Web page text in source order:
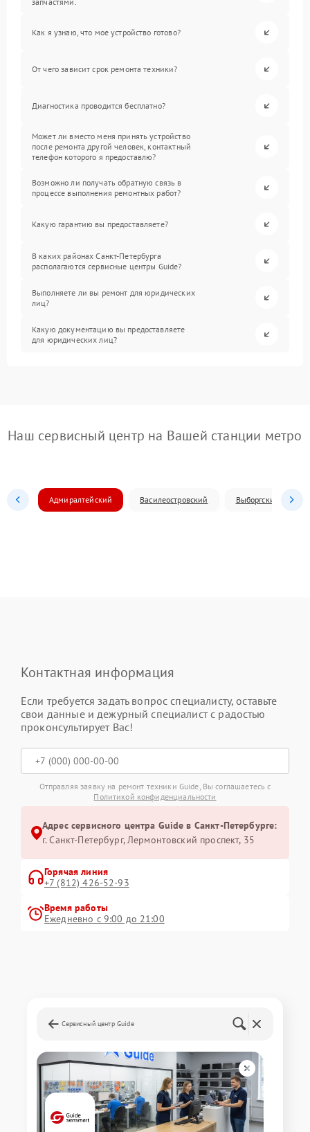
Как я узнаю, что мое устройство готово?
От чего зависит срок ремонта техники?
Диагностика проводится бесплатно?
Может ли вместо меня принять устройство
после ремонта другой человек, контактный
телефон которого я предоставлю?
Возможно ли получать обратную связь в
процессе выполнения ремонтных работ?
Какую гарантию вы предоставляете?
В каких районах Санкт-Петербурга
располагаются сервисные центры Guide?
Выполняете ли вы ремонт для юридических
лиц?
Какую документацию вы предоставляете
для юридических лиц?
Наш сервисный центр на Вашей станции метро
Адмиралтейский Василеостровский Выборгский
Контактная информация
Если требуется задать вопрос специалисту, оставьте
свои данные и дежурный специалист с радостью
проконсультирует Вас!
Отправляя заявку на ремонт техники Guide, Вы соглашаетесь с
Политикой конфиденциальности
Адрес сервисного центра Guide в Санкт-Петербурге:
г. Санкт-Петербург, Лермонтовский проспект, 35
Горячая линия
+7 (812) 426-52-93
Время работы
Ежедневно с 9:00 до 21:00
Сервисный центр Guide